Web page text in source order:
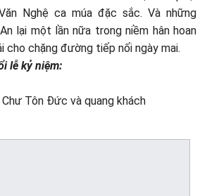
Nghệ ca múa đặc sắc. Và những
lại một lần nữa trong niềm hân hoan
cho chặng đường tiếp nối ngày mai.
lễ kỷ niệm:
Tôn Đức và quang khách